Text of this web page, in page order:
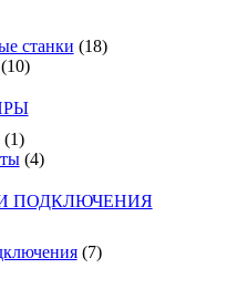
станки (18)
(10)
(1)
(4)
ПОДКЛЮЧЕНИЯ
(7)